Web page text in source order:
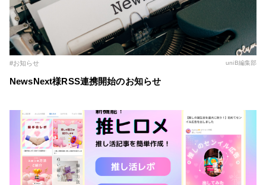
#お知らせ uniB編集部
NewsNext様RSS連携開始のお知らせ